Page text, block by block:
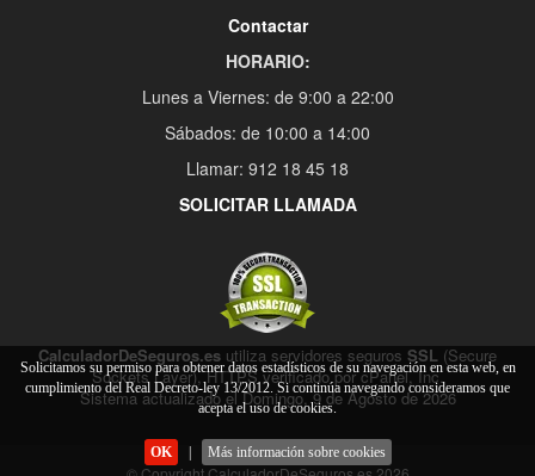
Contactar
HORARIO:
Lunes a Viernes: de 9:00 a 22:00
Sábados: de 10:00 a 14:00
Llamar: 912 18 45 18
SOLICITAR LLAMADA
CalculadorDeSeguros.es utiliza servidores seguros SSL (Secure
Sockets Layer), HTTPS verificado por cPanel, Inc.
Sistema actualizado el Domingo, 9 de Agosto de 2026
Solicitamos su permiso para obtener datos estadísticos de su navegación en esta web, en
cumplimiento del Real Decreto-ley 13/2012. Si continúa navegando consideramos que
acepta el uso de cookies.
OK | Más información sobre cookies